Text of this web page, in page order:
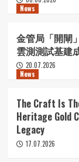
News
金管局「開閘
雲測測試基建
20.07.2026
News
The Craft Is
Heritage Gold
Legacy
17.07.2026